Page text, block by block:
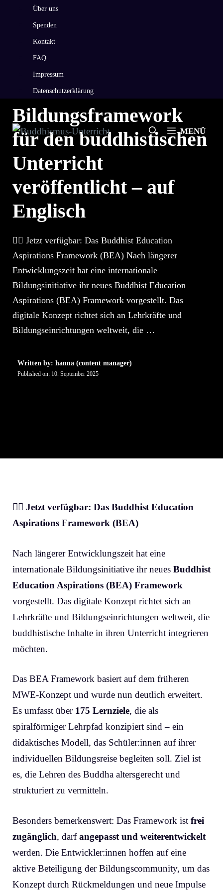
Über uns
Spenden
Kontakt
FAQ
Impressum
Datenschutzerklärung
MENÜ
Neues
Bildungsframework
für den buddhistischen
Unterricht
veröffentlicht – auf
Englisch
🧘‍♀️ Jetzt verfügbar: Das Buddhist Education
Aspirations Framework (BEA) Nach längerer
Entwicklungszeit hat eine internationale
Bildungsinitiative ihr neues Buddhist Education
Aspirations (BEA) Framework vorgestellt. Das
digitale Konzept richtet sich an Lehrkräfte und
Bildungseinrichtungen weltweit, die …
Written by: hanna (content manager)
Published on: 10. September 2025
🧘‍♀️ Jetzt verfügbar: Das Buddhist Education
Aspirations Framework (BEA)
Nach längerer Entwicklungszeit hat eine
internationale Bildungsinitiative ihr neues Buddhist
Education Aspirations (BEA) Framework
vorgestellt. Das digitale Konzept richtet sich an
Lehrkräfte und Bildungseinrichtungen weltweit, die
buddhistische Inhalte in ihren Unterricht integrieren
möchten.
Das BEA Framework basiert auf dem früheren
MWE-Konzept und wurde nun deutlich erweitert.
Es umfasst über 175 Lernziele, die als
spiralförmiger Lehrpfad konzipiert sind – ein
didaktisches Modell, das Schüler:innen auf ihrer
individuellen Bildungsreise begleiten soll. Ziel ist
es, die Lehren des Buddha altersgerecht und
strukturiert zu vermitteln.
Besonders bemerkenswert: Das Framework ist frei
zugänglich, darfangepasst und weiterentwickelt
werden. Die Entwickler:innen hoffen auf eine
aktive Beteiligung der Bildungscommunity, um das
Konzept durch Rückmeldungen und neue Impulse